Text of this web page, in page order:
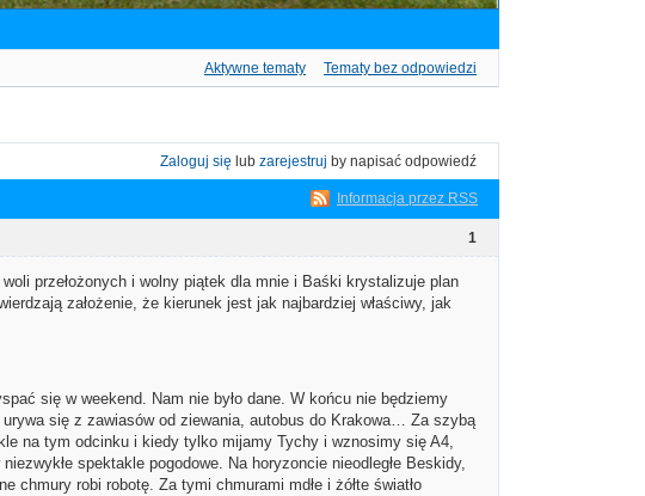
Aktywne tematy Tematy bez odpowiedzi
Zaloguj się lub zarejestruj by napisać odpowiedź
Informacja przez RSS
1
przełożonych i wolny piątek dla mnie i Baśki krystalizuje plan
założenie, że kierunek jest jak najbardziej właściwy, jak
się w weekend. Nam nie było dane. W końcu nie będziemy
się z zawiasów od ziewania, autobus do Krakowa… Za szybą
na tym odcinku i kiedy tylko mijamy Tychy i wznosimy się A4,
spektakle pogodowe. Na horyzoncie nieodległe Beskidy,
robi robotę. Za tymi chmurami mdłe i żółte światło